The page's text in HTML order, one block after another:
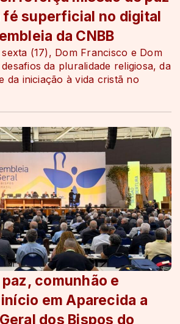
fé superficial no digital
da CNBB
(17), Dom Francisco e Dom
da pluralidade religiosa, da
da iniciação à vida cristã no
comunhão e
em Aparecida a
dos Bispos do